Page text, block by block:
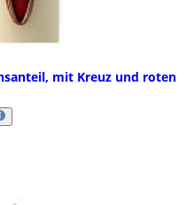
mit Kreuz und roten